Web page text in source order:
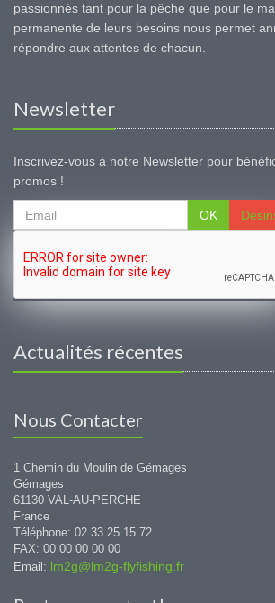
passionnés tant pour la pêche que pour le
permanente de leurs besoins nous permet
répondre aux attentes de chacun.
Newsletter
Inscrivez-vous à notre Newsletter pour
promos !
OK
Actualités récentes
Nous Contacter
1 Chemin du Moulin de Gémages
Gémages
61130 VAL-AU-PERCHE
France
Téléphone: 02 33 25 15 72
FAX: 00 00 00 00 00
Email: lm2g@lm2g-flyfishing.fr